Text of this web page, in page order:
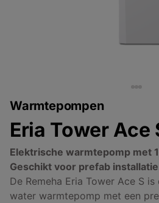
Warmtepompen
Eria Tower Ace
Elektrische warmtepomp met
Geschikt voor prefab
De Remeha Eria Tower Ace S
water warmtepomp met een